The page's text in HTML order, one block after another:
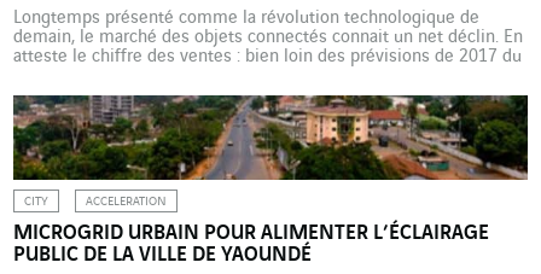
Longtemps présenté comme la révolution technologique de
demain, le marché des objets connectés connait un net déclin. En
atteste le chiffre des ventes : bien loin des prévisions de 2017 du
atteindrait 20 milliards en 2020, or on en compte seulement 9,4
milliards. Pourquoi un tel […]
CITY ACCELERATION
MICROGRID URBAIN POUR ALIMENTER L’ÉCLAIRAGE
PUBLIC DE LA VILLE DE YAOUNDÉ